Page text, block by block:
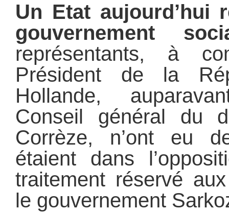
Un Etat aujourd’hui
gouvernement
représentants, à
Président de la
Hollande,
Conseil général du
Corrèze, n’ont eu
étaient dans
traitement réservé
le gouvernement